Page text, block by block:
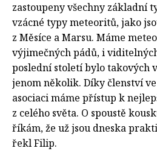
zastoupeny všechny základní
vzácné typy meteoritů, jako
z Měsíce a Marsu. Máme
výjimečných pádů, i
poslední století bylo takových
jenom několik. Díky členství
asociaci máme přístup k
z celého světa. O spoustě
říkám, že už jsou dneska
řekl Filip.